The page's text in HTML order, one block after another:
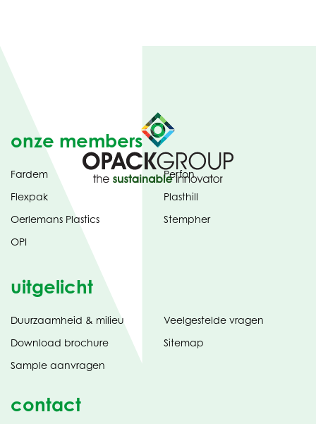
onze members
Fardem
Flexpak
Oerlemans Plastics
OPI
Perfon
Plasthill
Stempher
uitgelicht
Duurzaamheid & milieu
Download brochure(opent
tabblad)
Sample aanvragen
Veelgestelde vragen
Sitemap
contact